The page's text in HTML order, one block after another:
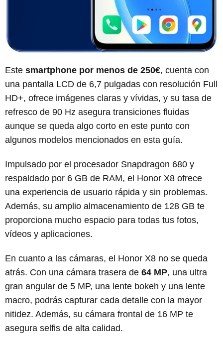
Este smartphone por menos de 250€, cuenta con
una pantalla LCD de 6,7 pulgadas con resolución Full
HD+, ofrece imágenes claras y vívidas, y su tasa de
refresco de 90 Hz asegura transiciones fluidas
aunque se queda algo corto en este punto con
algunos modelos mencionados en esta guía.
Impulsado por el procesador Snapdragon 680 y
respaldado por 6 GB de RAM, el Honor X8 ofrece
una experiencia de usuario rápida y sin problemas.
Además, su amplio almacenamiento de 128 GB te
proporciona mucho espacio para todas tus fotos,
vídeos y aplicaciones.
En cuanto a las cámaras, el Honor X8 no se queda
atrás. Con una cámara trasera de 64 MP, una ultra
gran angular de 5 MP, una lente bokeh y una lente
macro, podrás capturar cada detalle con la mayor
nitidez. Además, su cámara frontal de 16 MP te
asegura selfis de alta calidad.